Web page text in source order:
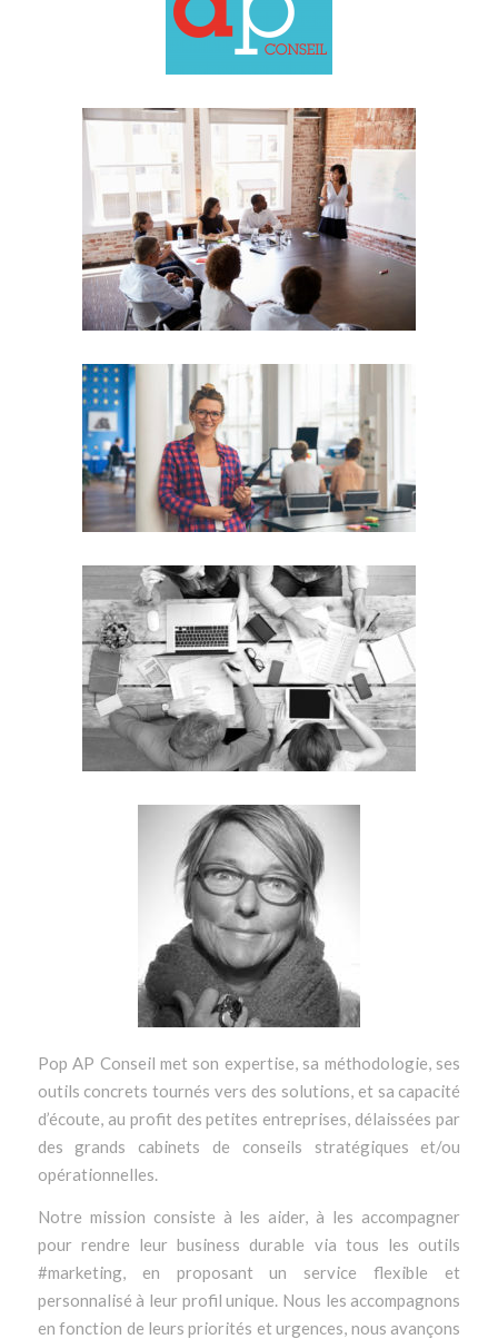
Pop AP Conseil met son expertise, sa méthodologie, ses
outils concrets tournés vers des solutions, et sa capacité
d’écoute, au profit des petites entreprises, délaissées par
des grands cabinets de conseils stratégiques et/ou
opérationnelles.
Notre mission consiste à les aider, à les accompagner
pour rendre leur business durable via tous les outils
#marketing, en proposant un service flexible et
personnalisé à leur profil unique. Nous les accompagnons
en fonction de leurs priorités et urgences, nous avançons